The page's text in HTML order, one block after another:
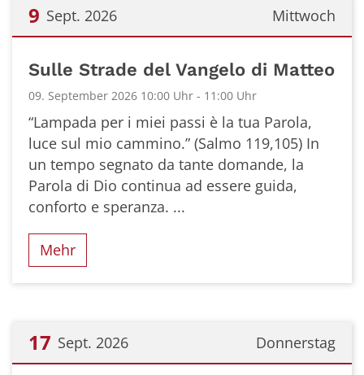
Mittwoch
9 Sept. 2026
Sulle Strade del Vangelo di Matteo
09. September 2026 10:00 Uhr - 11:00 Uhr
“Lampada per i miei passi è la tua Parola,
luce sul mio cammino.” (Salmo 119,105) In
un tempo segnato da tante domande, la
Parola di Dio continua ad essere guida,
conforto e speranza. ...
Mehr
Donnerstag
17 Sept. 2026